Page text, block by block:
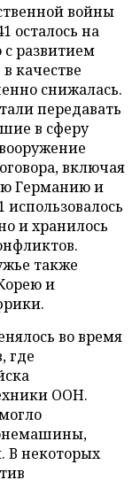
войны
осталось на
развитием
качестве
снижалась.
передавать
в сферу
включая
Германию и
и хранилось
также
и
во время
где
ООН.
В некоторых